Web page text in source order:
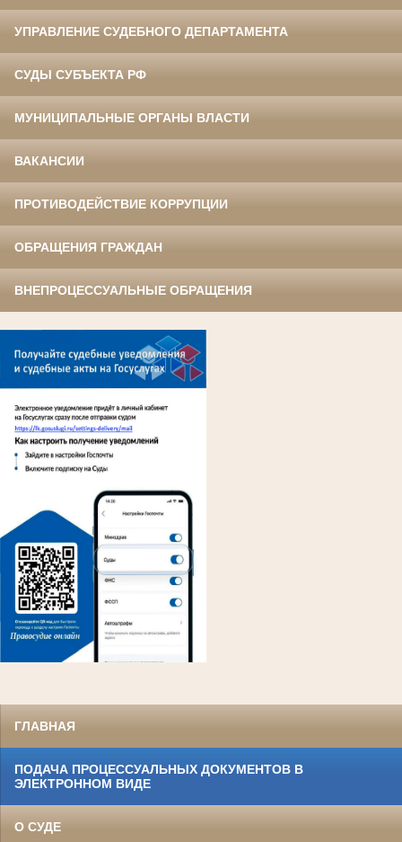
УПРАВЛЕНИЕ СУДЕБНОГО ДЕПАРТАМЕНТА
СУДЫ СУБЪЕКТА РФ
МУНИЦИПАЛЬНЫЕ ОРГАНЫ ВЛАСТИ
ВАКАНСИИ
ПРОТИВОДЕЙСТВИЕ КОРРУПЦИИ
ОБРАЩЕНИЯ ГРАЖДАН
ВНЕПРОЦЕССУАЛЬНЫЕ ОБРАЩЕНИЯ
ГЛАВНАЯ
ПОДАЧА ПРОЦЕССУАЛЬНЫХ ДОКУМЕНТОВ В
ЭЛЕКТРОННОМ ВИДЕ
О СУДЕ